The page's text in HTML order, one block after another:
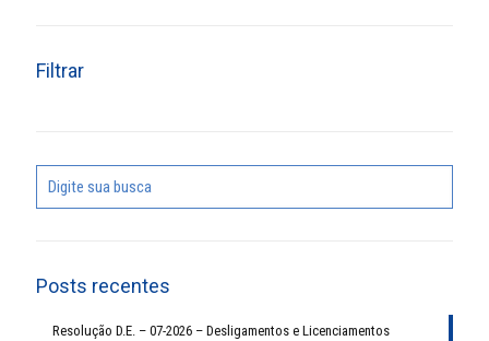
Filtrar
Posts recentes
Resolução D.E. – 07-2026 – Desligamentos e Licenciamentos